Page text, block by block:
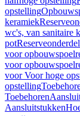
opstelling
keramiek
wc's, van sanitaire
pot
voor
voor
voor Voor hoge
opstelling
Toebehoren
Aansluitstukken